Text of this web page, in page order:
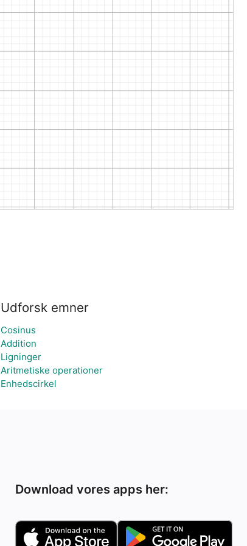
Udforsk emner
Cosinus
Addition
Ligninger
Aritmetiske operationer
Enhedscirkel
Download vores apps her: